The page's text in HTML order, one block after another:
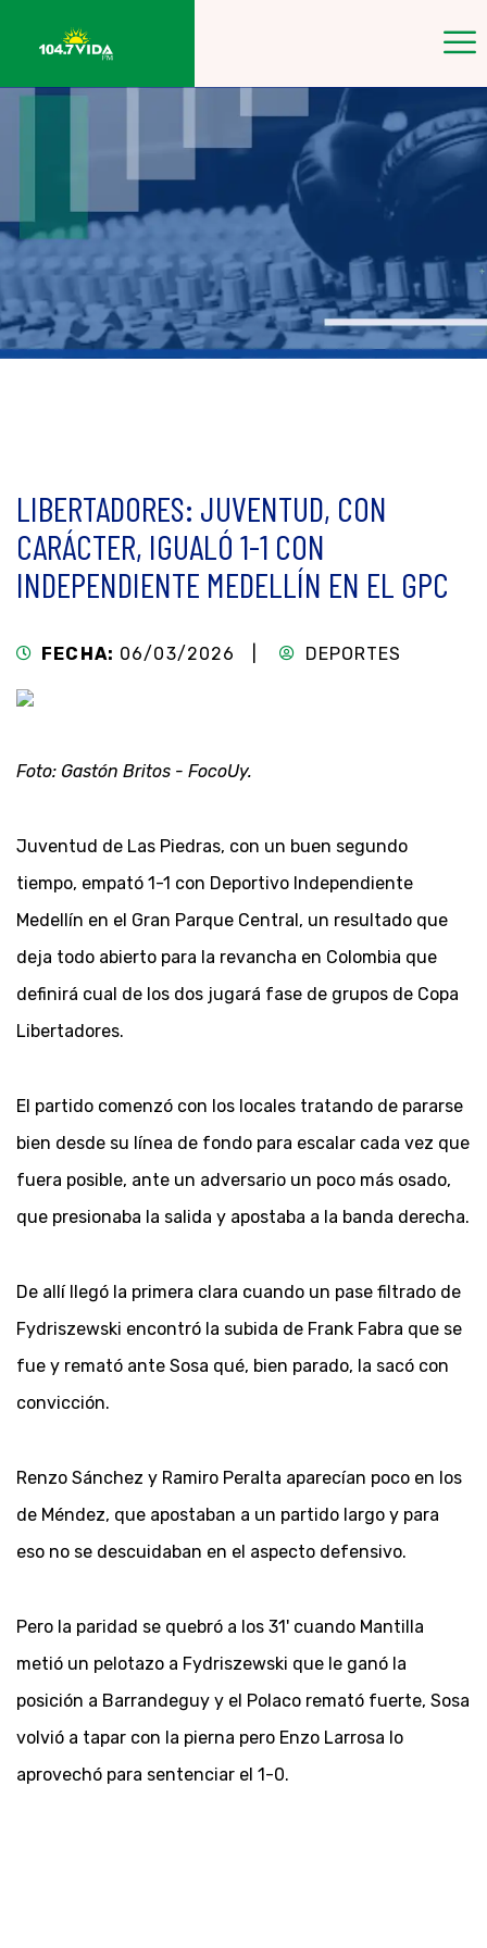
LIBERTADORES: JUVENTUD, CON
CARÁCTER, IGUALÓ 1-1 CON
INDEPENDIENTE MEDELLÍN EN EL GPC
FECHA: 06/03/2026 | DEPORTES
Foto: Gastón Britos - FocoUy.
Juventud de Las Piedras, con un buen segundo
tiempo, empató 1-1 con Deportivo Independiente
Medellín en el Gran Parque Central, un resultado que
deja todo abierto para la revancha en Colombia que
definirá cual de los dos jugará fase de grupos de Copa
Libertadores.
El partido comenzó con los locales tratando de pararse
bien desde su línea de fondo para escalar cada vez que
fuera posible, ante un adversario un poco más osado,
que presionaba la salida y apostaba a la banda derecha.
De allí llegó la primera clara cuando un pase filtrado de
Fydriszewski encontró la subida de Frank Fabra que se
fue y remató ante Sosa qué, bien parado, la sacó con
convicción.
Renzo Sánchez y Ramiro Peralta aparecían poco en los
de Méndez, que apostaban a un partido largo y para
eso no se descuidaban en el aspecto defensivo.
Pero la paridad se quebró a los 31' cuando Mantilla
metió un pelotazo a Fydriszewski que le ganó la
posición a Barrandeguy y el Polaco remató fuerte, Sosa
volvió a tapar con la pierna pero Enzo Larrosa lo
aprovechó para sentenciar el 1-0.